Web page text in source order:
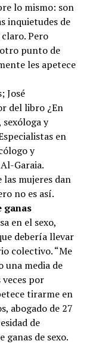
lo mismo: son
inquietudes de
Pero
punto de
les apetece
José
del libro ¿En
sexóloga y
en
y
Garaia.
las mujeres dan
no es así.
ganas
en el sexo,
debería llevar
colectivo. “Me
una media de
por
tirarme en
abogado de 27
de
ganas de sexo.